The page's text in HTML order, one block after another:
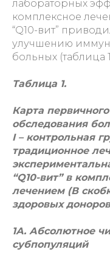
лабораторных
комплексное
“Q10-вит”
улучшению
больных (таблица
Таблица 1.
Карта
обследования
I – контрольная
традиционное
“Q10-вит” в
лечением (В
здоровых
1А. Абсолютное
субпопуляций